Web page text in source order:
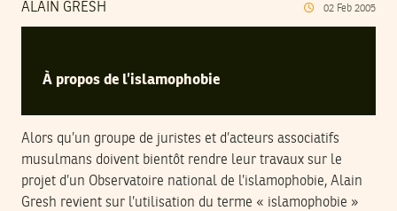
ALAIN GRESH 02 Feb 2005
À propos de l’islamophobie
Alors qu’un groupe de juristes et d’acteurs associatifs
musulmans doivent bientôt rendre leur travaux sur le
projet d’un Observatoire national de l’islamophobie, Alain
Gresh revient sur l’utilisation du terme « islamophobie »